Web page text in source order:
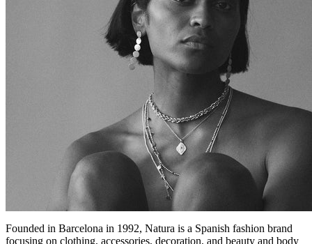
Founded in Barcelona in 1992, Natura is a Spanish fashion brand
focusing on clothing, accessories, decoration, and beauty and body